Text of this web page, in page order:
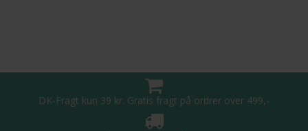
DK-Fragt kun 39 kr. Gratis fragt på ordrer over 499,-